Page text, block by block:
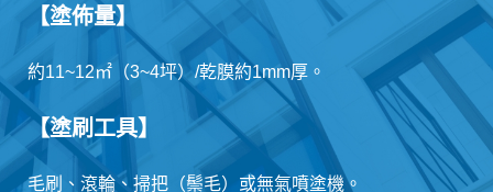
【塗佈量】
約11~12㎡（3~4坪）/乾膜約1mm厚。
【塗刷工具】
毛刷、滾輪、掃把（鬃毛）或無氣噴塗機。